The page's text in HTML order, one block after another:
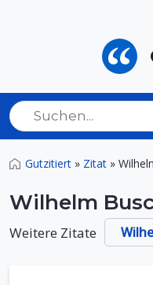
Gutzitiert » Zitat »
Wilhelm
Weitere Zitate